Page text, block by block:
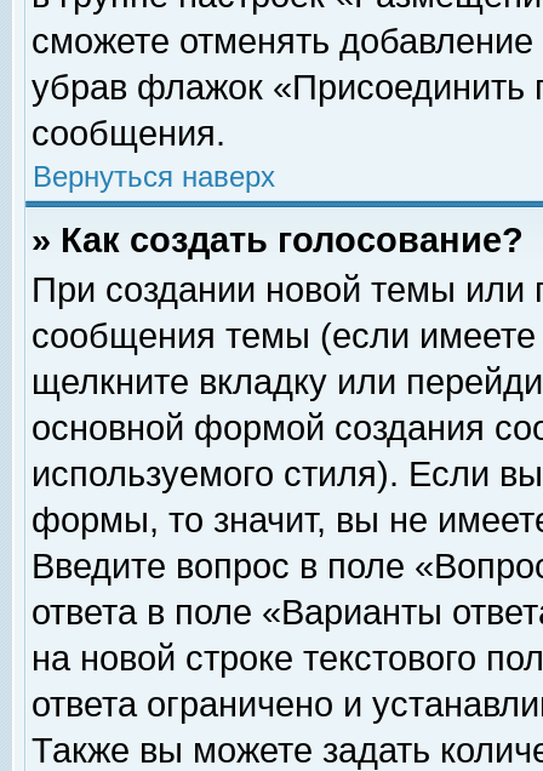
сможете отменять
убрав флажок «Присоединить
сообщения.
Вернуться наверх
» Как создать голосование?
При создании новой темы или
сообщения темы (если
щелкните вкладку или
основной формой создания
используемого стиля). Если
формы, то значит, вы не
Введите вопрос в поле
ответа в поле «Варианты
на новой строке текстового
ответа ограничено и
Также вы можете задать